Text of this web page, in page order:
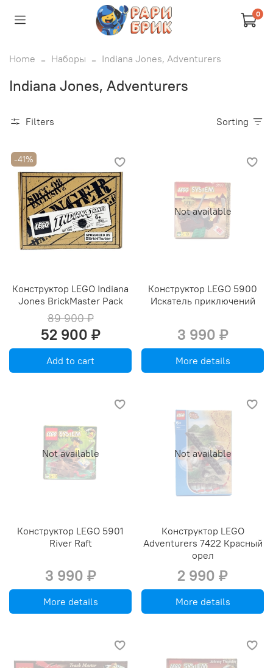
0
Home Наборы Indiana Jones, Adventurers
Indiana Jones, Adventurers
Filters Sorting
-41%
Конструктор LEGO Indiana
Jones BrickMaster Pack
89 900 ₽
52 900 ₽
Add to cart
Not available
Конструктор LEGO 5900
Искатель приключений
3 990 ₽
More details
Not available
Конструктор LEGO 5901
River Raft
3 990 ₽
More details
Not available
Конструктор LEGO
Adventurers 7422 Красный
орел
2 990 ₽
More details